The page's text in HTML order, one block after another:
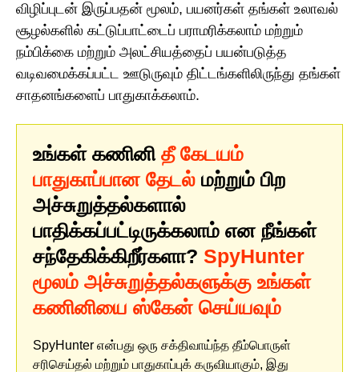
விழிப்புடன் இருப்பதன் மூலம், பயனர்கள் தங்கள் உலாவல்
சூழல்களில் கட்டுப்பாட்டைப் பராமரிக்கலாம் மற்றும்
நம்பிக்கை மற்றும் அலட்சியத்தைப் பயன்படுத்த
வடிவமைக்கப்பட்ட ஊடுருவும் திட்டங்களிலிருந்து தங்கள்
சாதனங்களைப் பாதுகாக்கலாம்.
உங்கள் கணினி தீ கேடயம்
பாதுகாப்பான தேடல் மற்றும் பிற
அச்சுறுத்தல்களால்
பாதிக்கப்பட்டிருக்கலாம் என நீங்கள்
சந்தேகிக்கிறீர்களா? SpyHunter
மூலம் அச்சுறுத்தல்களுக்கு உங்கள்
கணினியை ஸ்கேன் செய்யவும்
SpyHunter என்பது ஒரு சக்திவாய்ந்த தீம்பொருள்
சரிசெய்தல் மற்றும் பாதுகாப்புக் கருவியாகும், இது